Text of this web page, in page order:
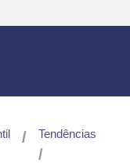
/ Tendências
/